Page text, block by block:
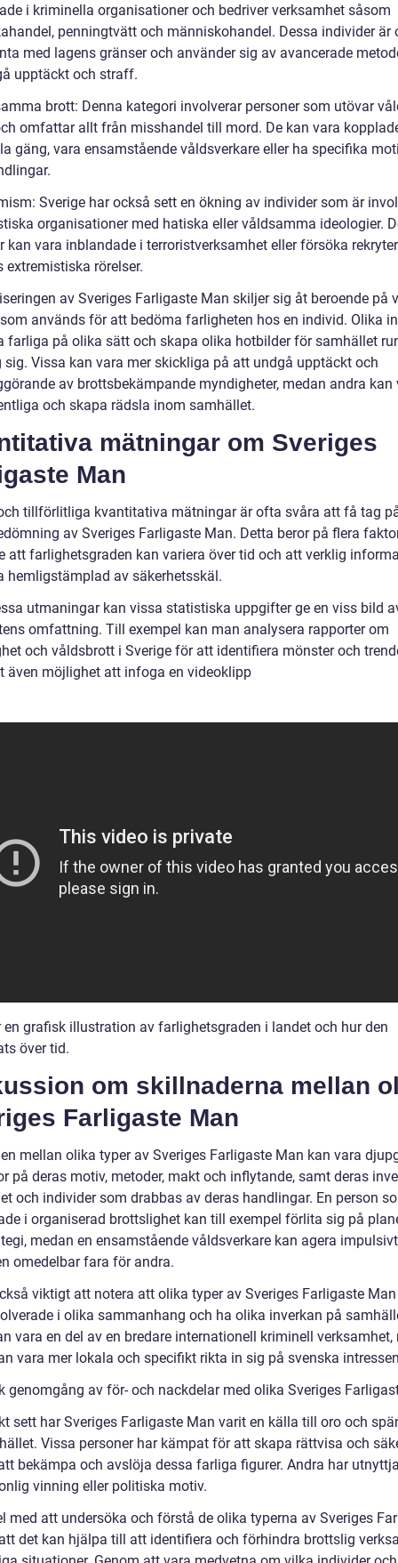
i kriminella organisationer och bedriver verksamhet såsom
penningtvätt och människohandel. Dessa individer är
med lagens gränser och använder sig av avancerade
upptäckt och straff.
brott: Denna kategori involverar personer som utövar
omfattar allt från misshandel till mord. De kan vara
gäng, vara ensamstående våldsverkare eller ha specifika
Sverige har också sett en ökning av individer som är
organisationer med hatiska eller våldsamma ideologier.
kan vara inblandade i terroristverksamhet eller försöka
extremistiska rörelser.
av Sveriges Farligaste Man skiljer sig åt beroende på
används för att bedöma farligheten hos en individ. Olika
farliga på olika sätt och skapa olika hotbilder för samhället
sig. Vissa kan vara mer skickliga på att undgå upptäckt och
av brottsbekämpande myndigheter, medan andra kan
och skapa rädsla inom samhället.
mätningar om Sveriges
Man
tillförlitliga kvantitativa mätningar är ofta svåra att få tag
av Sveriges Farligaste Man. Detta beror på flera
att farlighetsgraden kan variera över tid och att verklig
hemligstämplad av säkerhetsskäl.
utmaningar kan vissa statistiska uppgifter ge en viss bild
omfattning. Till exempel kan man analysera rapporter om
och våldsbrott i Sverige för att identifiera mönster och
även möjlighet att infoga en videoklipp
en grafisk illustration av farlighetsgraden i landet och hur den
över tid.
om skillnaderna mellan
Farligaste Man
mellan olika typer av Sveriges Farligaste Man kan vara
på deras motiv, metoder, makt och inflytande, samt deras
och individer som drabbas av deras handlingar. En person
i organiserad brottslighet kan till exempel förlita sig på
medan en ensamstående våldsverkare kan agera
omedelbar fara för andra.
viktigt att notera att olika typer av Sveriges Farligaste
i olika sammanhang och ha olika inverkan på
vara en del av en bredare internationell kriminell verksamhet,
vara mer lokala och specifikt rikta in sig på svenska
genomgång av för- och nackdelar med olika Sveriges
sett har Sveriges Farligaste Man varit en källa till oro och
Vissa personer har kämpat för att skapa rättvisa och
bekämpa och avslöja dessa farliga figurer. Andra har
vinning eller politiska motiv.
med att undersöka och förstå de olika typerna av Sveriges
det kan hjälpa till att identifiera och förhindra brottslig